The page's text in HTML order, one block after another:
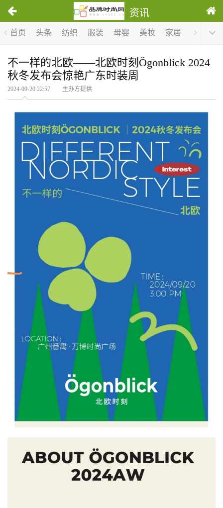
资讯
首页 头条 纺织 服装 母婴 美妆 家居 服饰
不一样的北欧——北欧时刻Ögonblick 2024
秋冬发布会惊艳广东时装周
2024-09-20 22:57 主办方提供